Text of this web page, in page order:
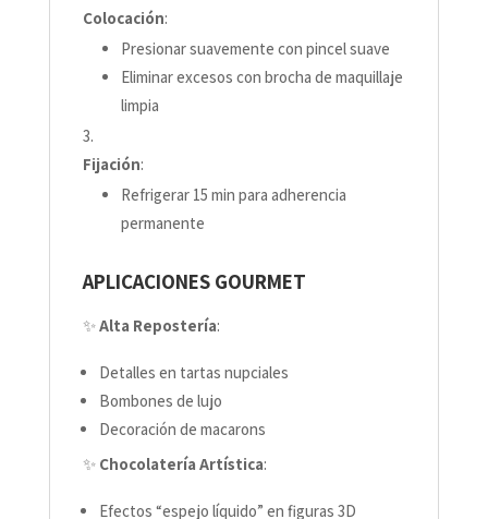
Colocación:
Presionar suavemente con pincel suave
Eliminar excesos con brocha de maquillaje
limpia
Fijación:
Refrigerar 15 min para adherencia
permanente
APLICACIONES GOURMET
✨Alta Repostería:
Detalles en tartas nupciales
Bombones de lujo
Decoración de macarons
✨ Chocolatería Artística:
Efectos “espejo líquido” en figuras 3D